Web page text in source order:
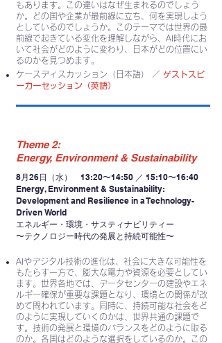
もあります。この違いはなぜ生まれるのでしょう
か。どの国や企業が最前線に立ち、何を実現しよう
としているのでしょうか。このテーマでは世界の最
前線で起きている変化を理解しながら、AI時代にお
いて社会がどのように変わり、日本がどの位置にい
るのかを見つめます。
ケースディスカッション（日本語） ／ ゲストスピ
ーカーセッション（英語）
Theme 2:
Energy, Environment & Sustainability
8月26日（水） 13:20〜14:50 ／ 15:10〜16:40
Energy, Environment & Sustainability:
Development and Resilience in a Technology-
Driven World
エネルギー・環境・サスティナビリティー
〜テクノロジー時代の発展と持続可能性〜
AIやデジタル技術の進化は、社会に大きな可能性を
もたらす一方で、膨大な電力や資源を必要としてい
ます。世界各地では、データセンターの建設やエネ
ルギー確保が重要な課題となり、環境との関係が改
めて問われています。同時に、持続可能な社会をど
のように実現していくのかは、世界共通の課題で
す。技術の発展と環境のバランスをどのように取る
のか。各国はどのような選択をしているのか。この